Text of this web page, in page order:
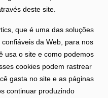
deste site.
que é uma das soluções
​​da Web, para nos
usa o site e como podemos
cookies podem rastrear
gasta no site e as páginas
continuar produzindo